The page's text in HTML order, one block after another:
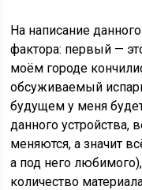
На написание
фактора: первый —
моём городе
обсуживаемый
будущем у меня
данного устройства,
меняются, а значит
а под него
количество